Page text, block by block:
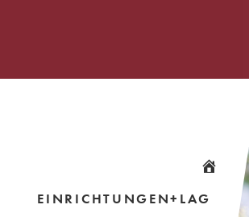
EINRICHTUNGEN+LAG